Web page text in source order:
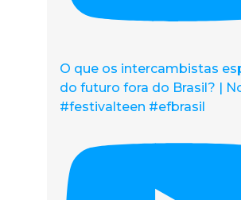
O que os intercambistas
do futuro fora do Brasil? |
#festivalteen #efbrasil